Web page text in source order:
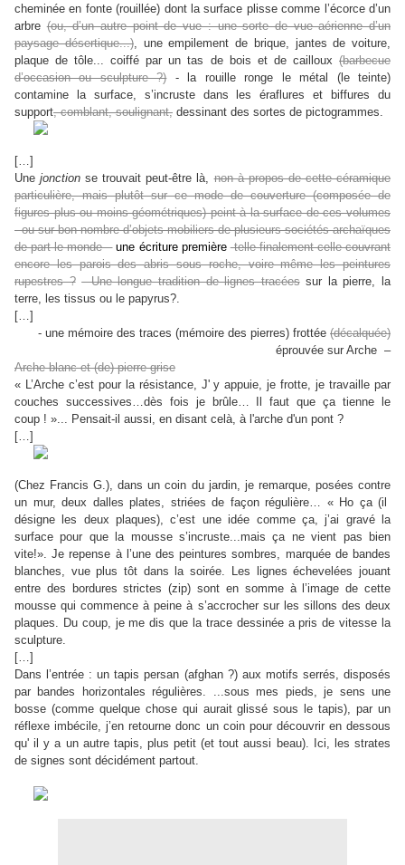
cheminée en fonte (rouillée) dont la surface plisse comme l’écorce d’un
arbre(ou, d’un autre point de vue : une sorte de vue aérienne d’un
paysage désertique...), une empilement de brique, jantes de voiture,
plaque de tôle... coiffé par un tas de bois et de cailloux (barbecue
d’occasion ou sculpture ?)- la rouille ronge le métal (le teinte)
contamine la surface, s’incruste dans les éraflures et biffures du
support, comblant, soulignant, dessinant des sortes de pictogrammes.
[…]
Unejonction se trouvait peut-être là,non à propos de cette céramique
particulière, mais plutôt sur ce mode de couverture (composée de
figures plus ou moins géométriques) peint à la surface de ces volumes
- ou sur bon nombre d’objets mobiliers de plusieurs sociétésarchaïques
de part le monde – une écriture première -telle finalement celle couvrant
encore les parois des abris sous roche, voire même les peintures
rupestres ? - Une longue tradition de lignes tracéessur la pierre, la
terre, les tissus ou le papyrus?.
[…]
- une mémoire des traces (mémoire des pierres) frottée (décalquée)
éprouvée sur Arche –
Arche blanc et (de) pierre grise
« L’Arche c’est pour la résistance, J' y appuie, je frotte, je travaille par
couches successives…dès fois je brûle… Il faut que ça tienne le
coup ! »... Pensait-il aussi, en disant celà, à l'arche d'un pont ?
[…]
(Chez Francis G.), dans un coin du jardin, je remarque, posées contre
un mur, deux dalles plates, striées de façon régulière… « Ho ça (il
désigne les deux plaques), c’est une idée comme ça, j’ai gravé la
surface pour que la mousse s’incruste...mais ça ne vient pas bien
vite!». Je repense à l’une des peintures sombres, marquée de bandes
blanches, vue plus tôt dans la soirée. Les lignes échevelées jouant
entre des bordures strictes (zip) sont en somme à l’image de cette
mousse qui commence à peine à s’accrocher sur les sillons des deux
plaques. Du coup, je me dis que la trace dessinée a pris de vitesse la
sculpture.
[…]
Dans l’entrée : un tapis persan (afghan ?) aux motifs serrés, disposés
par bandes horizontales régulières. ...sous mes pieds, je sens une
bosse (comme quelque chose qui aurait glissé sous le tapis), par un
réflexe imbécile, j’en retourne donc un coin pour découvrir en dessous
qu' il y a un autre tapis, plus petit (et tout aussi beau). Ici, les strates
de signes sont décidément partout.